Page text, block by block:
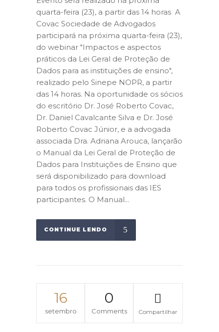
quarta-feira (23), a partir das 14 horas A
Covac Sociedade de Advogados
participará na próxima quarta-feira (23),
do webinar "Impactos e aspectos
práticos da Lei Geral de Proteção de
Dados para as instituições de ensino",
realizado pelo Sinepe NOPR, a partir
das 14 horas. Na oportunidade os sócios
do escritório Dr. José Roberto Covac,
Dr. Daniel Cavalcante Silva e Dr. José
Roberto Covac Júnior, e a advogada
associada Dra. Adriana Arouca, lançarão
o Manual da Lei Geral de Proteção de
Dados para Instituições de Ensino que
será disponibilizado para download
para todos os profissionais das IES
participantes. O Manual...
CONTINUE LENDO
16
setembro
0
Comments Compartilhar